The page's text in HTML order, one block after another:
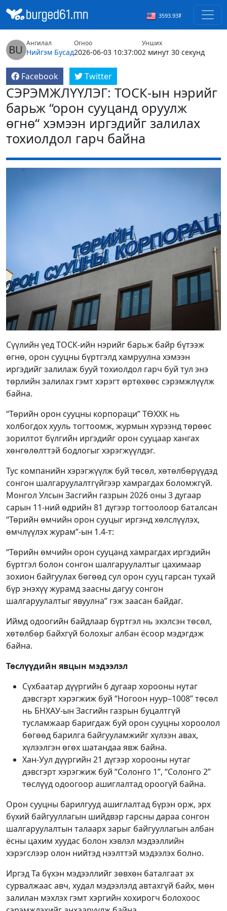
3593.93₮
Ангилал
Нийгэм Бусад
Огноо
2026-06-03 10:37:00
Унших
2 минут 30 секунд
Facebook Twitter
СЭРЭМЖЛҮҮЛЭГ: ТОСК-ын нэрийг
барьж “орон сууцанд оруулж
өгнө“ хэмээн иргэдийг залилах
тохиолдол гарч байна
Сүүлийн үед ТОСК-ийн нэрийг барьж байр бүтээж
өгнө, орон сууцны бүртгэлд хамруулна хэмээн
иргэдийг залилаж бууй тохиолдол гарч буй тул энэ
төрлийн залилах гэмт хэрэгт өртөхөөс сэрэмжлүүлж
байна.
“Төрийн орон сууцны корпораци” ТӨХХК нь
холбогдох хууль тогтоомж, журмын хүрээнд төрөөс
зорилтот бүлгийн иргэдийг орон сууцаар хангах
хөнгөлөлттэй бодлогыг хэрэгжүүлдэг.
Тус компанийн хэрэгжүүлж буй төсөл, хөтөлбөрүүдэд
сонгон шалгаруулалтгүйгээр хамрагдах боломжгүй.
Монгол Улсын Засгийн газрын 2026 оны 3 дугаар
сарын 11-ний өдрийн 81 дүгээр тогтоолоор баталсан
“Төрийн өмчийн орон сууцыг иргэнд хөлслүүлэх,
өмчлүүлэх журам”-ын 1.4-т:
“Төрийн өмчийн орон сууцанд хамрагдах иргэдийн
бүртгэл болон сонгон шалгаруулалтыг цахимаар
зохион байгуулах бөгөөд сул орон сууц гарсан тухай
бүр энэхүү журамд заасны дагуу сонгон
шалгаруулалтыг явуулна” гэж заасан байдаг.
Иймд одоогийн байдлаар бүртгэл нь эхэлсэн төсөл,
хөтөлбөр байхгүй болохыг албан ёсоор мэдэгдэж
байна.
Төслүүдийн явцын мэдээлэл
Сүхбаатар дүүргийн 6 дугаар хорооны нутаг
дэвсгэрт хэрэгжиж буй “Ногоон нуур–1008” төсөл
нь БНХАУ-ын Засгийн газрын буцалтгүй
тусламжаар баригдаж буй орон сууцны хороолол
бөгөөд барилга байгууламжийг хүлээн авах,
хүлээлгэн өгөх шатандаа явж байна.
Хан-Уул дүүргийн 21 дүгээр хорооны нутаг
дэвсгэрт хэрэгжиж буй “Солонго 1”, “Солонго 2”
төслүүд одоогоор ашиглалтад ороогүй байна.
Орон сууцны барилгууд ашиглалтад бүрэн орж, эрх
бүхий байгууллагын шийдвэр гарсны дараа сонгон
шалгаруулалтын талаарх зарыг байгууллагын албан
ёсны цахим хуудас болон хэвлэл мэдээллийн
хэрэгслээр олон нийтэд нээлттэй мэдээлэх болно.
Иргэд Та бүхэн мэдээллийг зөвхөн баталгаат эх
сурвалжаас авч, худал мэдээлэлд автахгүй байх, мөн
залилан мэхлэх гэмт хэргийн хохирогч болохоос